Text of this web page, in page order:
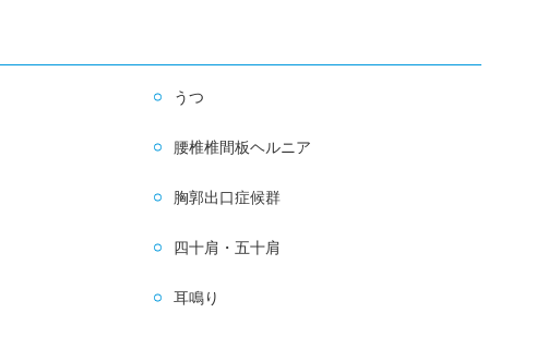
うつ
腰椎椎間板ヘルニア
胸郭出口症候群
四十肩・五十肩
耳鳴り